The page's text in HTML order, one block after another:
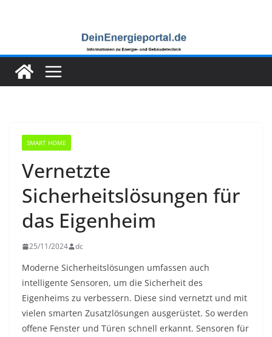
SMART HOME
Vernetzte
Sicherheitslösungen für
das Eigenheim
25/11/2024 dc
Moderne Sicherheitslösungen umfassen auch
intelligente Sensoren, um die Sicherheit des
Eigenheims zu verbessern. Diese sind vernetzt und mit
vielen smarten Zusatzlösungen ausgerüstet. So werden
offene Fenster und Türen schnell erkannt. Sensoren für